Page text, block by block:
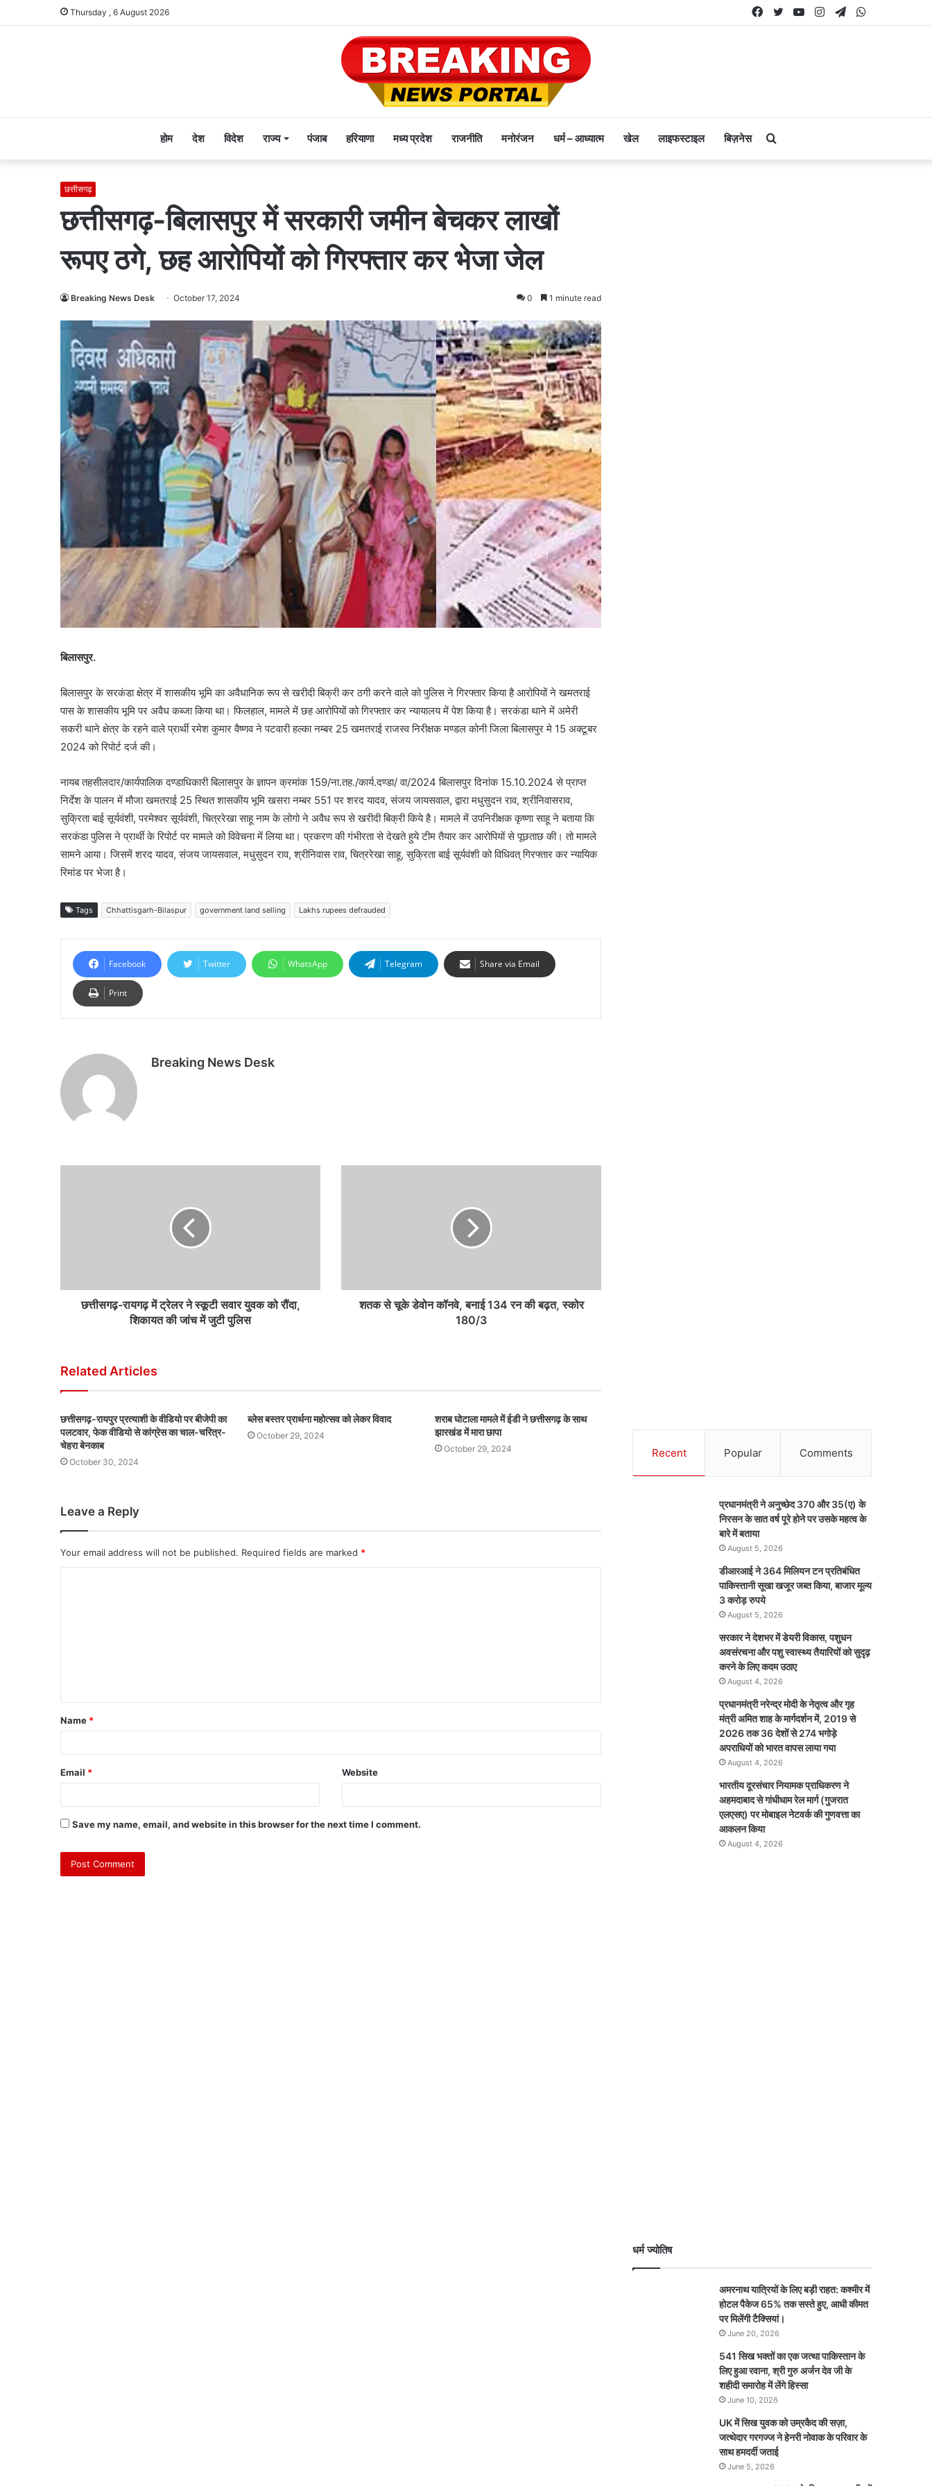
Thursday , 6 August 2026 Telegram
Instagram
YouTube
Twitter
Facebook
होम देश विदेश राज्य पंजाब हरियाणा मध्य प्रदेश राजनीति मनोरंजन धर्म – आध्यात्म खेल लाइफस्टाइल बिज़नेस
छत्तीसगढ़
छत्तीसगढ़-बिलासपुर में सरकारी जमीन बेचकर लाखों
रूपए ठगे, छह आरोपियों को गिरफ्तार कर भेजा जेल
Breaking News Desk October 17, 2024 0 1 minute read
बिलासपुर.
बिलासपुर के सरकंडा क्षेत्र में शासकीय भूमि का अवैधानिक रूप से खरीदी बिक्री कर ठगी करने वाले को पुलिस ने गिरफ्तार किया है आरोपियों ने खमतराई
पास के शासकीय भूमि पर अवैध कब्जा किया था। फिलहाल, मामले में छह आरोपियों को गिरफ्तार कर न्यायालय में पेश किया है। सरकंडा थाने में अमेरी
सकरी थाने क्षेत्र के रहने वाले प्रार्थी रमेश कुमार वैष्णव ने पटवारी हल्का नम्बर 25 खमतराई राजस्व निरीक्षक मण्डल कोनी जिला बिलासपुर मे 15 अक्टूबर
2024 को रिपोर्ट दर्ज की।
नायब तहसीलदार/कार्यपालिक दण्डाधिकारी बिलासपुर के ज्ञापन क्रमांक 159/ना.तह./कार्य.दण्डा/ वा/2024 बिलासपुर दिनांक 15.10.2024 से प्राप्त
निर्देश के पालन में मौजा खमतराई 25 स्थित शासकीय भूमि खसरा नम्बर 551 पर शरद यादव, संजय जायसवाल, द्वारा मधुसुदन राव, श्रीनिवासराव,
सुक्रिता बाई सूर्यवंशी, परमेश्वर सूर्यवंशी, चित्ररेखा साहू नाम के लोगो ने अवैध रूप से खरीदी बिक्री किये है। मामले में उपनिरीक्षक कृष्णा साहू ने बताया कि
सरकंडा पुलिस ने प्रार्थी के रिपोर्ट पर मामले को विवेचना में लिया था। प्रकरण की गंभीरता से देखते हुये टीम तैयार कर आरोपियों से पूछताछ की। तो मामले
सामने आया। जिसमें शरद यादव, संजय जायसवाल, मधुसुदन राव, श्रीनिवास राव, चित्ररेखा साहू, सुक्रिता बाई सूर्यवंशी को विधिवत् गिरफ्तार कर न्यायिक
रिमांड पर भेजा है।
Tags Chhattisgarh-Bilaspur government land selling Lakhs rupees defrauded
Facebook Twitter WhatsApp Telegram Share via Email
Print
Breaking News Desk
छत्तीसगढ़-रायगढ़ में ट्रेलर ने स्कूटी सवार युवक को रौंदा,
शिकायत की जांच में जुटी पुलिस
शतक से चूके डेवोन कॉनवे, बनाई 134 रन की बढ़त, स्कोर
180/3
Related Articles
छत्तीसगढ़-रायपुर प्रत्याशी के वीडियो पर बीजेपी का
पलटवार, फेक वीडियो से कांग्रेस का चाल-चरित्र-
चेहरा बेनकाब
October 30, 2024
ब्लेस बस्तर प्रार्थना महोत्सव को लेकर विवाद
October 29, 2024
शराब घोटाला मामले में ईडी ने छत्तीसगढ़ के साथ
झारखंड में मारा छापा
October 29, 2024
Leave a Reply
Your email address will not be published. Required fields are marked *
Name *
Email * Website
Save my name, email, and website in this browser for the next time I comment.
Recent Popular Comments
प्रधानमंत्री ने अनुच्छेद 370 और 35(ए) के
निरसन के सात वर्ष पूरे होने पर उसके महत्व के
बारे में बताया
August 5, 2026
डीआरआई ने 364 मिलियन टन प्रतिबंधित
पाकिस्तानी सूखा खजूर जब्त किया, बाजार मूल्य
3 करोड़ रुपये
August 5, 2026
सरकार ने देशभर में डेयरी विकास, पशुधन
अवसंरचना और पशु स्वास्थ्य तैयारियों को सुदृढ़
करने के लिए कदम उठाए
August 4, 2026
प्रधानमंत्री नरेन्द्र मोदी के नेतृत्व और गृह
मंत्री अमित शाह के मार्गदर्शन में, 2019 से
2026 तक 36 देशों से 274 भगोड़े
अपराधियों को भारत वापस लाया गया
August 4, 2026
भारतीय दूरसंचार नियामक प्राधिकरण ने
अहमदाबाद से गांधीधाम रेल मार्ग (गुजरात
एलएसए) पर मोबाइल नेटवर्क की गुणवत्ता का
आकलन किया
August 4, 2026
धर्म ज्योतिष
अमरनाथ यात्रियों के लिए बड़ी राहत: कश्मीर में
होटल पैकेज 65% तक सस्ते हुए, आधी कीमत
पर मिलेंगी टैक्सियां।
June 20, 2026
541 सिख भक्तों का एक जत्था पाकिस्तान के
लिए हुआ रवाना, श्री गुरु अर्जन देव जी के
शहीदी समारोह में लेंगे हिस्सा
June 10, 2026
UK में सिख युवक को उम्रकैद की सज़ा,
जत्थेदार गरगज्ज ने हेनरी नोवाक के परिवार के
साथ हमदर्दी जताई
June 5, 2026